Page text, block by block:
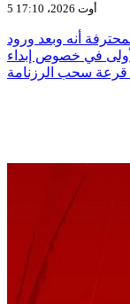
5 أوت 2026، 17:10
أنه وبعد ورود
في خصوص إبداء